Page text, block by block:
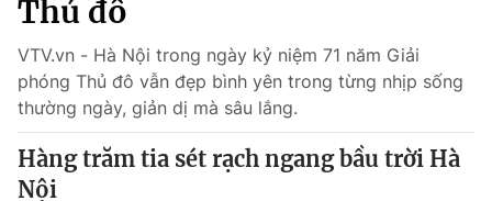
Tin tức
Thế giới đó đây
Câu chuyện quốc tế
Tài chính
Thị trường
Góc doanh nghiệp
Dữ liệu và đời sống
Truyền hình
Thủ đô
VTV.vn - Hà Nội trong ngày kỷ niệm 71 năm Giải
phóng Thủ đô vẫn đẹp bình yên trong từng nhịp sống
thường ngày, giản dị mà sâu lắng.
Hàng trăm tia sét rạch ngang bầu trời Hà
Nội